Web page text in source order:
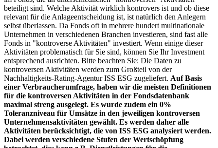
beteiligt sind. Welche Aktivität wirklich kontrovers ist und ob diese
relevant für die Anlageentscheidung ist, ist natürlich den Anlegern
selbst überlassen. Da Fonds oft in mehrere hundert multinationale
Unternehmen in verschiedenen Branchen investieren, sind fast alle
Fonds in "kontroverse Aktivitäten" investiert. Wenn einige dieser
Aktivitäten problematisch für Sie sind, können Sie Ihr Investment
entsprechend ausrichten. Bitte beachten Sie: Die Daten zu
kontroversen Aktivitäten werden zum Großteil von der
Nachhaltigkeits-Rating-Agentur ISS ESG zugeliefert. Auf Basis
einer Verbraucherumfrage, haben wir die meisten Definitionen
für die kontroversen Aktivitäten in der Fondsdatenbank
maximal streng ausgelegt. Es wurde zudem ein 0%
Toleranzniveau für Umsätze in den jeweiligen kontroversen
Unternehmensaktivitäten gewählt. Es werden daher alle
Aktivitäten berücksichtigt, die von ISS ESG analysiert werden.
Dabei werden verschiedene Stufen der Wertschöpfung